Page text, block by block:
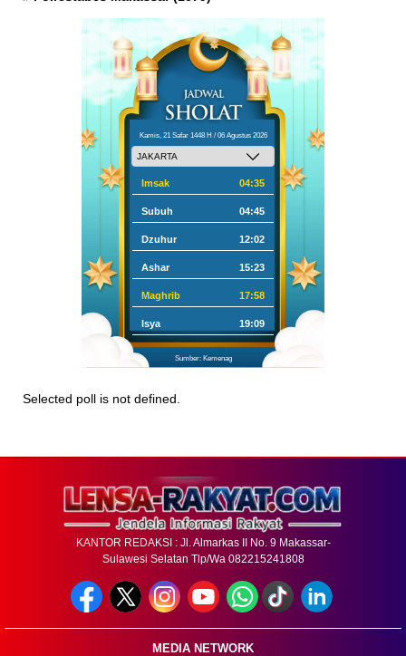
Kamis, 21 Safar 1448 H / 06 Agustus 2026
Imsak 04:35
Subuh 04:45
Dzuhur 12:02
Ashar 15:23
Maghrib 17:58
Isya 19:09
Sumber: Kemenag
Selected poll is not defined.
KANTOR REDAKSI : Jl. Almarkas II No. 9 Makassar-
Sulawesi Selatan Tlp/Wa 082215241808
MEDIA NETWORK